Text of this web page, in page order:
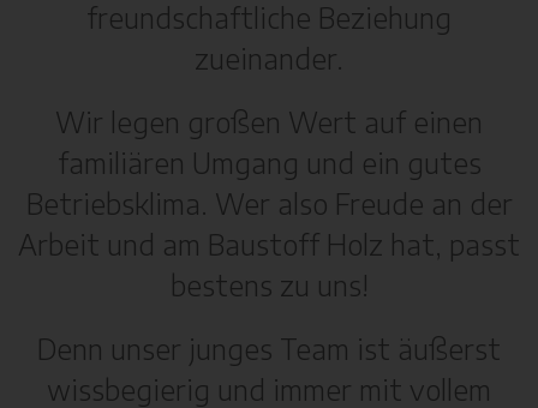
freundschaftliche Beziehung
zueinander.
Wir legen großen Wert auf einen
familiären Umgang und ein gutes
Betriebsklima. Wer also Freude an der
Arbeit und am Baustoff Holz hat, passt
bestens zu uns!
Denn unser junges Team ist äußerst
wissbegierig und immer mit vollem